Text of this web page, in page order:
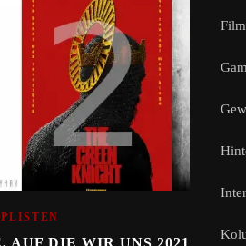
AUF DIE WIR UNS 2021